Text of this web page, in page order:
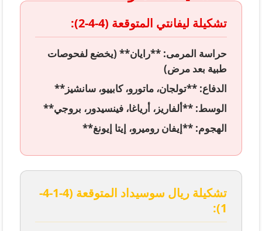
تشكيلة ليفانتي المتوقعة (4-4-2):
حراسة المرمى: **رايان** (يخضع لفحوصات
طبية بعد مرض)
الدفاع: **تولجان، ماتورو، كابييو، سانشيز**
الوسط: **ألفاريز، أرياغا، فينسيدور، بروجي**
الهجوم: **إيفان روميرو، إيتا إيونغ**
تشكيلة ريال سوسيداد المتوقعة (4-1-4-
1):